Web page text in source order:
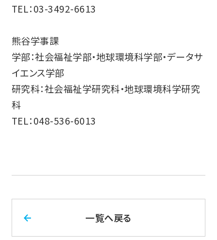
TEL：03-3492-6613
熊谷学事課
学部：社会福祉学部・地球環境科学部・データサ
イエンス学部
研究科：社会福祉学研究科・地球環境科学研究
科
TEL：048-536-6013
一覧へ戻る